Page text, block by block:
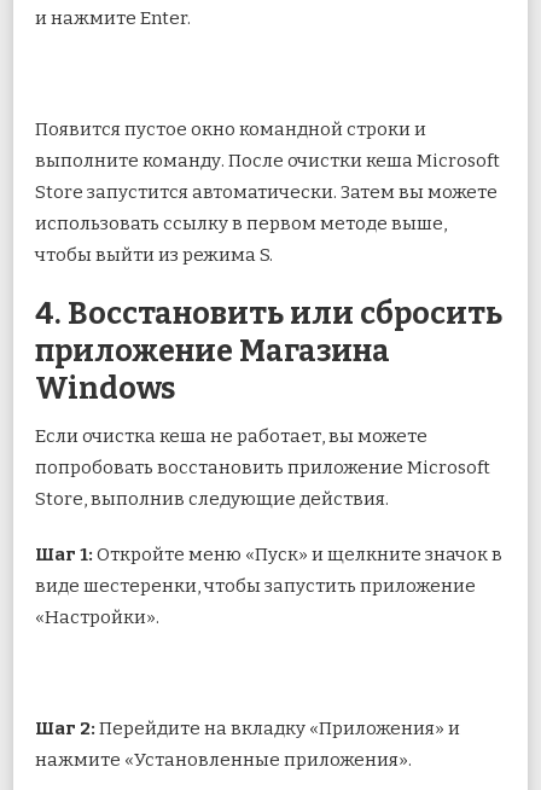
и нажмите Enter.
Появится пустое окно командной строки и
выполните команду. После очистки кеша Microsoft
Store запустится автоматически. Затем вы можете
использовать ссылку в первом методе выше,
чтобы выйти из режима S.
4. Восстановить или сбросить
приложение Магазина
Windows
Если очистка кеша не работает, вы можете
попробовать восстановить приложение Microsoft
Store, выполнив следующие действия.
Шаг 1: Откройте меню «Пуск» и щелкните значок в
виде шестеренки, чтобы запустить приложение
«Настройки».
Шаг 2: Перейдите на вкладку «Приложения» и
нажмите «Установленные приложения».